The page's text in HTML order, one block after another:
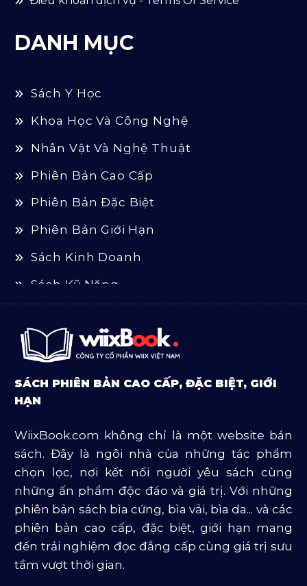
DANH MỤC
Sách Y Học
Khoa Học Và Công Nghệ
Nhân Vật Và Nghệ Thuật
Phiên Bản Cao Cấp
Phiên Bản Đặc Biệt
Phiên Bản Giới Hạn
Sách Kinh Doanh
Sách Kỹ Năng
Sách Ngoại Văn
Sách Tôn Giáo
Sản Phẩm Mở Bán
Văn Học Và Lịch Sử
SÁCH PHIÊN BẢN CAO CẤP, ĐẶC BIỆT, GIỚI
HẠN
WiixBook.com không chỉ là một website bán
sách. Đây là ngôi nhà của những tác phẩm
chọn lọc, nơi kết nối người yêu sách cùng
những ấn phẩm độc đáo và giá trị. Với những
phiên bản sách bìa cứng, bìa vải, bìa da... và các
phiên bản cao cấp, đặc biệt, giới hạn mang
đến trải nghiệm đọc đẳng cấp cùng giá trị sưu
tầm vượt thời gian.